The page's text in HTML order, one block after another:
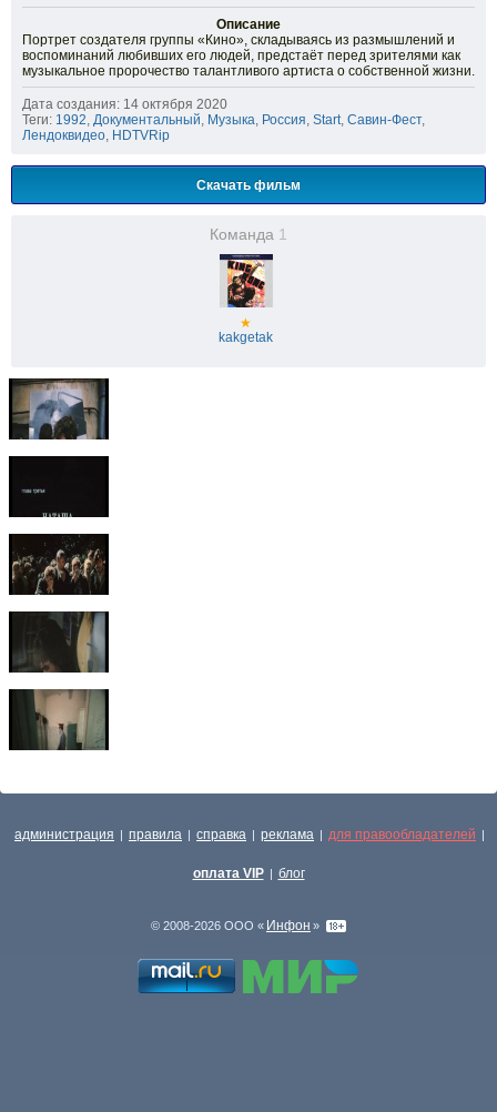
Описание
Портрет создателя группы «Кино», складываясь из размышлений и
воспоминаний любивших его людей, предстаёт перед зрителями как
музыкальное пророчество талантливого артиста о собственной жизни.
Дата создания: 14 октября 2020
Теги: 1992, Документальный, Музыка, Россия, Start, Савин-Фест,
Лендоквидео, HDTVRip
Скачать фильм
Команда 1
★
kakgetak
администрация | правила | справка | реклама | для правообладателей |
оплата VIP | блог
© 2008-2026 ООО « Инфон »